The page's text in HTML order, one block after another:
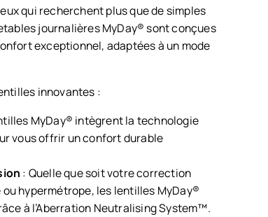
qui recherchent plus que de simples
journalières MyDay® sont conçues
exceptionnel, adaptées à un mode
innovantes :
MyDay® intègrent la technologie
vous offrir un confort durable
: Quelle que soit votre correction
hypermétrope, les lentilles MyDay®
à l’Aberration Neutralising System™.